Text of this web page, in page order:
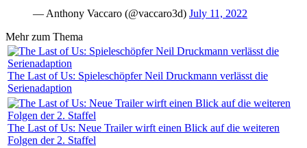
— Anthony Vaccaro (@vaccaro3d) July 11, 2022
Mehr zum Thema
The Last of Us: Spieleschöpfer Neil Druckmann verlässt die
Serienadaption
The Last of Us: Neue Trailer wirft einen Blick auf die weiteren
Folgen der 2. Staffel